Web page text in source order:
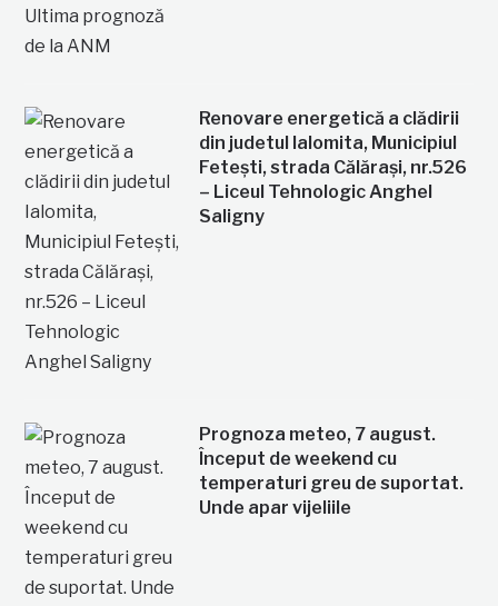
Renovare energetică a clădirii
din judetul Ialomita, Municipiul
Fetești, strada Călărași, nr.526
– Liceul Tehnologic Anghel
Saligny
Prognoza meteo, 7 august.
Început de weekend cu
temperaturi greu de suportat.
Unde apar vijeliile